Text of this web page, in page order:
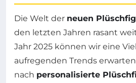
Die Welt der neuen
den letzten Jahren rasant
Jahr 2025 können wir eine
aufregenden Trends
nach personalisierte